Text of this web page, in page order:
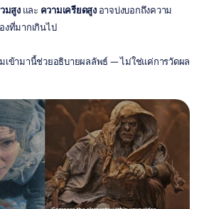
มสูง และ ความเครียดสูง อาจบ่งบอกถึงความ
งที่มากเกินไป
มเข้ามานี้ช่วยอธิบายผลลัพธ์ — ไม่ใช่แค่การวัดผล